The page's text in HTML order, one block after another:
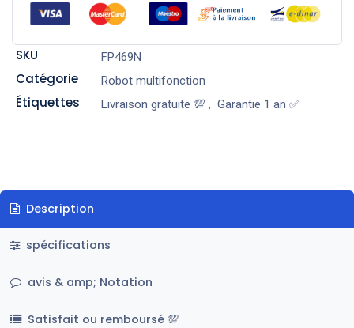
SKU FP469N
Catégorie Robot multifonction
Étiquettes Livraison gratuite 💯 , Garantie 1 an ✅
Description
spécifications
avis & amp; Notation
Satisfait ou remboursé 💯